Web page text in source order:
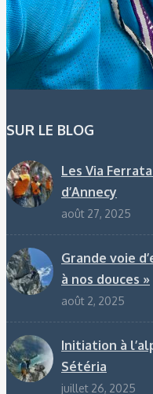
SUR LE BLOG
Les Via
d’Annecy
août 27, 2025
Grande voie
à nos douces »
août 2, 2025
Initiation à
Sétéria
juillet 26, 2025